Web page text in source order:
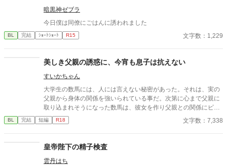
暗黒神ゼブラ
今日僕は同僚にごはんに誘われました
BL 完結 ｼｮｰﾄｼｮｰﾄ R15 文字数：1,229
美しき父親の誘惑に、今宵も息子は抗えない
すいかちゃん
大学生の数馬には、人には言えない秘密があった。それは、実の
父親から身体の関係を強いられている事だ。次第に心まで父親に
取り込まれそうになった数馬は、彼女を作り父親との関係にピリ
オドを打とうとする。だが、父の誘惑は止まる事はなかった。 実
の親子による禁断の関係です。
BL 完結 短編 R18 文字数：7,338
皇帝陛下の精子検査
雲丹はち